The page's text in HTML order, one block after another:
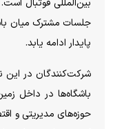
بین‌المللی فوتبال
جلسات مشترک میان
پایدار ادامه یابد.
شرکت‌کنندگان در
باشگاه‌ها در داخل
حوزه‌های مدیریتی و